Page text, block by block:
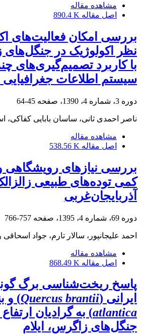
مشاهده مقاله
اصل مقاله 890.4 K
بررسی امکان فعالیت‌های
نظر اکولوژیک در
با کاربرد تصمیم‌گیری‌های
سیستم اطلاعات
دوره 3، شماره 4، 1390، صفحه 45-64
ناصر احمدی ثانی، ساسان بابایی کفاکی،
مشاهده مقاله
اصل مقاله 538.56 K
بررسی نیازهای
کمی توده‌های طبیعی
آذربایجان‌غربی
دوره 69، شماره 4، 1395، صفحه 757-766
احمد علیجانپور، سالار تارم، جواد اسحاقی
مشاهده مقاله
اصل مقاله 868.49 K
ایرانی (Quercus brantii) و
atlantica) به گرادیان
جنگل‌های زاگرس، ایلام